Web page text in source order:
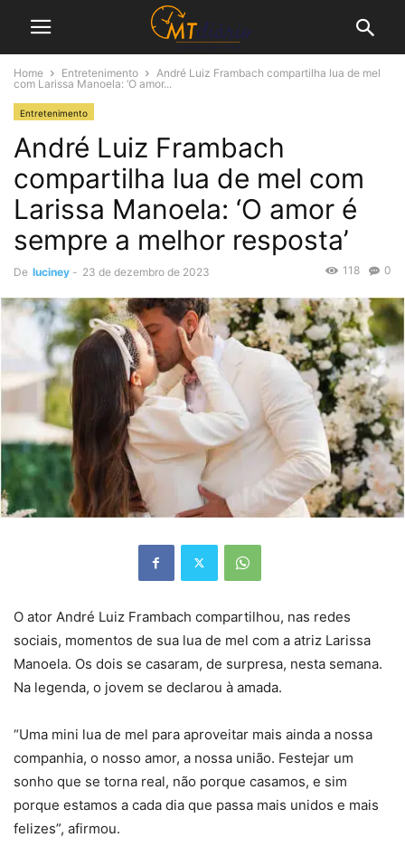
Home Entretenimento
André Luiz Frambach compartilha lua de mel
com Larissa Manoela: ‘O amor...
Entretenimento
André Luiz Frambach
compartilha lua de mel com
Larissa Manoela: ‘O amor é
sempre a melhor resposta’
De luciney - 23 de dezembro de 2023 0
118
O ator André Luiz Frambach compartilhou, nas redes
sociais, momentos de sua lua de mel com a atriz Larissa
Manoela. Os dois se casaram, de surpresa, nesta semana.
Na legenda, o jovem se declarou à amada.
“Uma mini lua de mel para aproveitar mais ainda a nossa
companhia, o nosso amor, a nossa união. Festejar um
sonho que se torna real, não porque casamos, e sim
porque estamos a cada dia que passa mais unidos e mais
felizes”, afirmou.